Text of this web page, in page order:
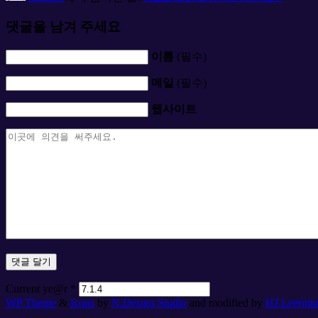
댓글을 남겨 주세요
이름 (필수)
메일 (필수)
웹사이트
Current ye@r *
WP Theme & Icons by N.Design Studio and modified by HJ